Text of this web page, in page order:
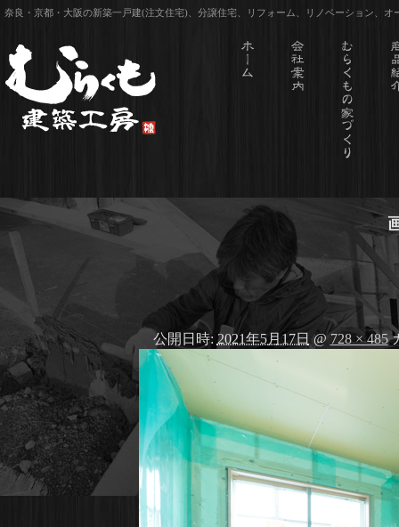
奈良・京都・大阪の新築一戸建(注文住宅)、分譲住宅、リフォーム、リノベーション、
公開日時: 2021年5月17日 @728 × 485